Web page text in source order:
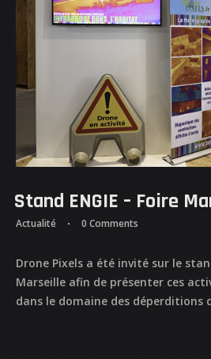
ATTESTATIONS
Stand ENGIE – Foire
Actualité 0 Comments
Drone Pixels a été invité sur le
Marseille afin de présenter ces
dans le domaine des déperditions